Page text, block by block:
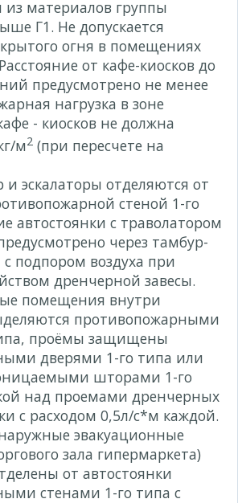
материалов группы
Г1. Не допускается
огня в помещениях
от кафе-киосков до
предусмотрено не менее
нагрузка в зоне
- киосков не должна
м2 (при пересчете на
и эскалаторы отделяются от
стеной 1-го
автостоянки с траволатором
через тамбур-
подпором воздуха при
дренчерной завесы.
помещения внутри
противопожарными
проёмы защищены
дверями 1-го типа или
шторами 1-го
над проемами дренчерных
с расходом 0,5л/с*м каждой.
эвакуационные
зала гипермаркета)
от автостоянки
стенами 1-го типа с